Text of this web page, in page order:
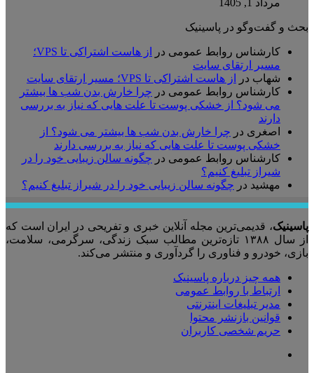
مرداد 1, 1405
بحث و گفت‌وگو در پاسینیک
کارشناس روابط عمومی در
از هاست اشتراکی تا VPS؛
مسیر ارتقای سایت
شهاب در
از هاست اشتراکی تا VPS؛ مسیر ارتقای سایت
کارشناس روابط عمومی در چرا خارش بدن شب ها بیشتر
می شود؟ از خشکی پوست تا علت هایی که نیاز به بررسی
دارند
اصغری در چرا خارش بدن شب ها بیشتر می شود؟ از
خشکی پوست تا علت هایی که نیاز به بررسی دارند
کارشناس روابط عمومی در چگونه سالن زیبایی خود را در
شیراز تبلیغ کنیم؟
مهشید در چگونه سالن زیبایی خود را در شیراز تبلیغ کنیم؟
پاسینیک، قدیمی‌ترین مجله آنلاین خبری و تفریحی در ایران است که
از سال ۱۳۸۸ تازه‌ترین مطالب سبک زندگی، سرگرمی، سلامت،
بازی، خودرو و فناوری را گردآوری و منتشر می‌کند.
همه چیز درباره پاسینیک
ارتباط با روابط عمومی
مدیر تبلیغات اینترنتی
قوانین بازنشر محتوا
حریم شخصی کاربران